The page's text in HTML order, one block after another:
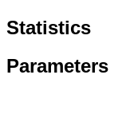
Statistics
Parameters